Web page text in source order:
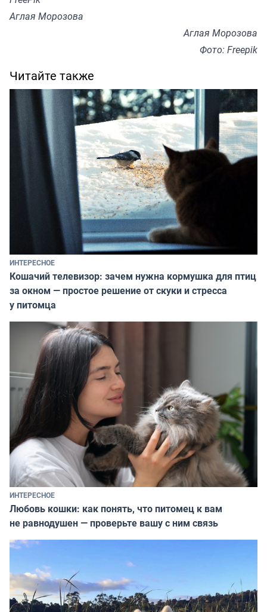
Аглая Морозова
Аглая Морозова
Фото: Freepik
Читайте также
ИНТЕРЕСНОЕ
Кошачий телевизор: зачем нужна кормушка для птиц
за окном — простое решение от скуки и стресса
у питомца
ИНТЕРЕСНОЕ
Любовь кошки: как понять, что питомец к вам
не равнодушен — проверьте вашу с ним связь